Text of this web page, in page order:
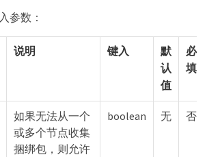
参数：
说明 键入
默
认
值
必
填
如果无法从一个
或多个节点收集
捆绑包，则允许
boolean 无 否